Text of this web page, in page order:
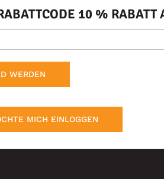
10 % RABATT
WERDEN
MICH EINLOGGEN